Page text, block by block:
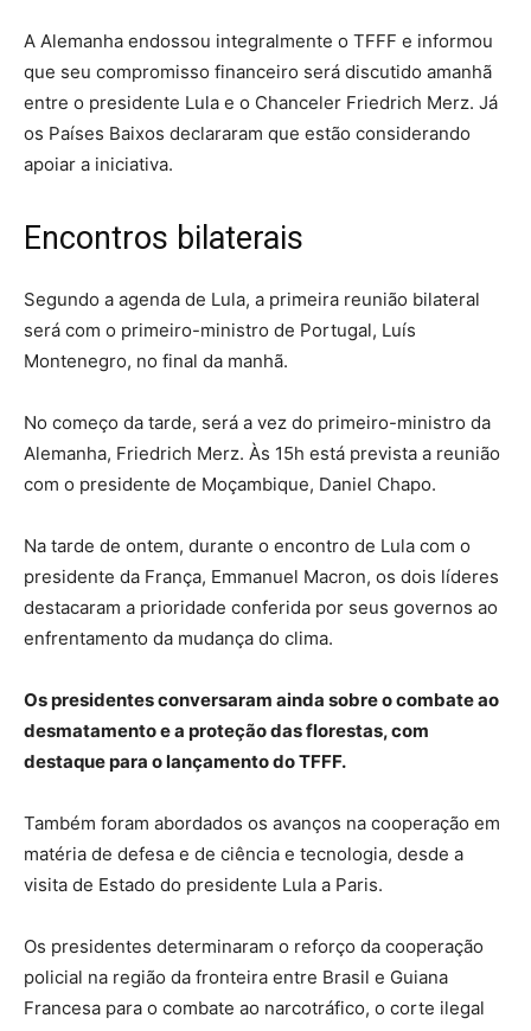
A Alemanha endossou integralmente o TFFF e informou
que seu compromisso financeiro será discutido amanhã
entre o presidente Lula e o Chanceler Friedrich Merz. Já
os Países Baixos declararam que estão considerando
apoiar a iniciativa.
Encontros bilaterais
Segundo a agenda de Lula, a primeira reunião bilateral
será com o primeiro-ministro de Portugal, Luís
Montenegro, no final da manhã.
No começo da tarde, será a vez do primeiro-ministro da
Alemanha, Friedrich Merz. Às 15h está prevista a reunião
com o presidente de Moçambique, Daniel Chapo.
Na tarde de ontem, durante o encontro de Lula com o
presidente da França, Emmanuel Macron, os dois líderes
destacaram a prioridade conferida por seus governos ao
enfrentamento da mudança do clima.
Os presidentes conversaram ainda sobre o combate ao
desmatamento e a proteção das florestas, com
destaque para o lançamento do TFFF.
Também foram abordados os avanços na cooperação em
matéria de defesa e de ciência e tecnologia, desde a
visita de Estado do presidente Lula a Paris.
Os presidentes determinaram o reforço da cooperação
policial na região da fronteira entre Brasil e Guiana
Francesa para o combate ao narcotráfico, o corte ilegal